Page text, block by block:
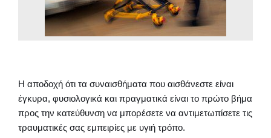
Η αποδοχή ότι τα συναισθήματα που αισθάνεστε είναι
έγκυρα, φυσιολογικά και πραγματικά είναι το πρώτο βήμα
προς την κατεύθυνση να μπορέσετε να αντιμετωπίσετε τις
τραυματικές σας εμπειρίες με υγιή τρόπο.